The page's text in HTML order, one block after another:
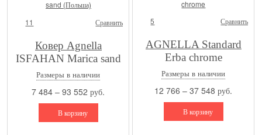
11 Сравнить
Ковер Agnella
ISFAHAN Marica sand
(Польша)
Размеры в наличии
7 484 – 93 552 руб.
В корзину
5 Сравнить
AGNELLA Standard
Erba chrome
Размеры в наличии
12 766 – 37 548 руб.
В корзину